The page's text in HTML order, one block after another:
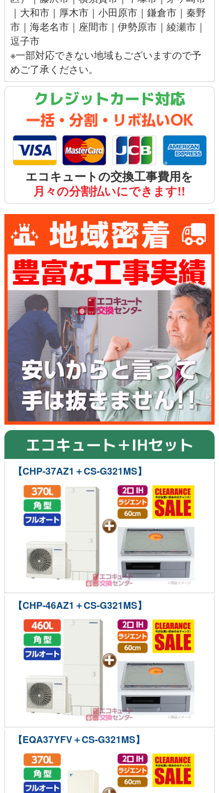
｜ 大和市｜ 厚木市｜ 小田原市｜ 鎌倉市｜ 秦野
市｜ 海老名市｜ 座間市｜ 伊勢原市｜ 綾瀬市｜
逗子市
※一部対応できない地域もございますので予
めご了承ください。
クレジットカード対応
エコキュートの交換工事費用を
月々の分割払いにできます!!
エコキュート＋IHセット
【CHP-37AZ1＋CS-G321MS】
【CHP-46AZ1＋CS-G321MS】
【EQA37YFV＋CS-G321MS】